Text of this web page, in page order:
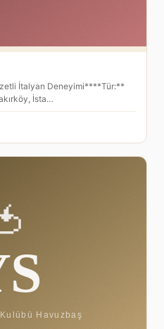
İtalyan Deneyimi****Tür:**
İsta…